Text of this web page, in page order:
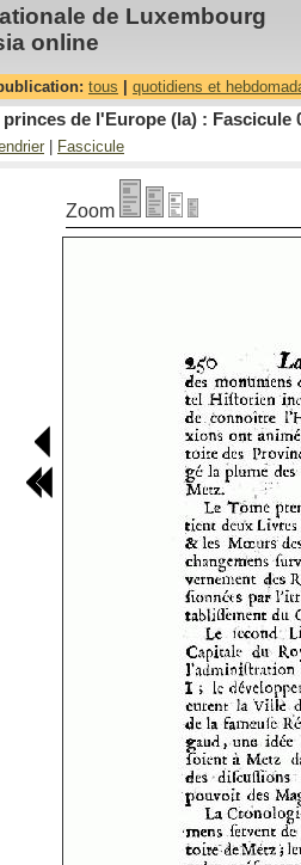
de Luxembourg
online
tous quotidiens et
de l'Europe (la) : Fascicule
Fascicule
Zoom